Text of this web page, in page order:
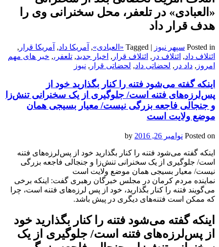
«العبادی» در تلعفر، محل سخنرانی‌ وی را
هدف قرار داد
Posted in سپهر نیوز |
Tagged «العبادی», آمریکا داد, آمریکا قرار ,
ائتلاف داد, ائتلاف در , ائتلاف قرار , اخبار جدید, تلعفر،, خبر های مهم
امروز , داد در , لحضاتی داد, لحضاتی قرار , نیوز
اینکه گفته می‌‌‌‌شود فتنه را کنار بگذارید خود از
پس‌‌‌لرزه‌های فتنه است/ جلوگیری از یک سخنرانی تنش‌زا
و جنجالی فاجعه بزرگی نیست/ معیار بسیجی همان
موضع ولایت است
Posted on نوامبر 26, 2016
اینکه گفته می‌‌‌‌شود فتنه را کنار بگذارید خود از پس‌‌‌لرزه‌های فتنه
است/ جلوگیری از یک سخنرانی تنش‌زا و جنجالی فاجعه بزرگی
نیست/ معیار بسیجی همان موضع ولایت است
نماینده مردم کرمان در مجلس خبرگان رهبری گفت: اینکه برخی
می‌گویند فتنه را کنار بگذارید، خود از پس لرزه‌های فتنه است، چرا
که ممکن است فتنه‌های دیگری در پیش باشد.
اینکه گفته می‌‌‌‌شود فتنه را کنار بگذارید خود
از پس‌‌‌لرزه‌های فتنه است/ جلوگیری از یک